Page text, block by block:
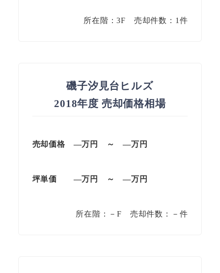
所在階：3F 売却件数：1件
磯子汐見台ヒルズ
2018年度 売却価格相場
売却価格 —万円 ～ —万円
坪単価 —万円 ～—万円
所在階：－F 売却件数：－件